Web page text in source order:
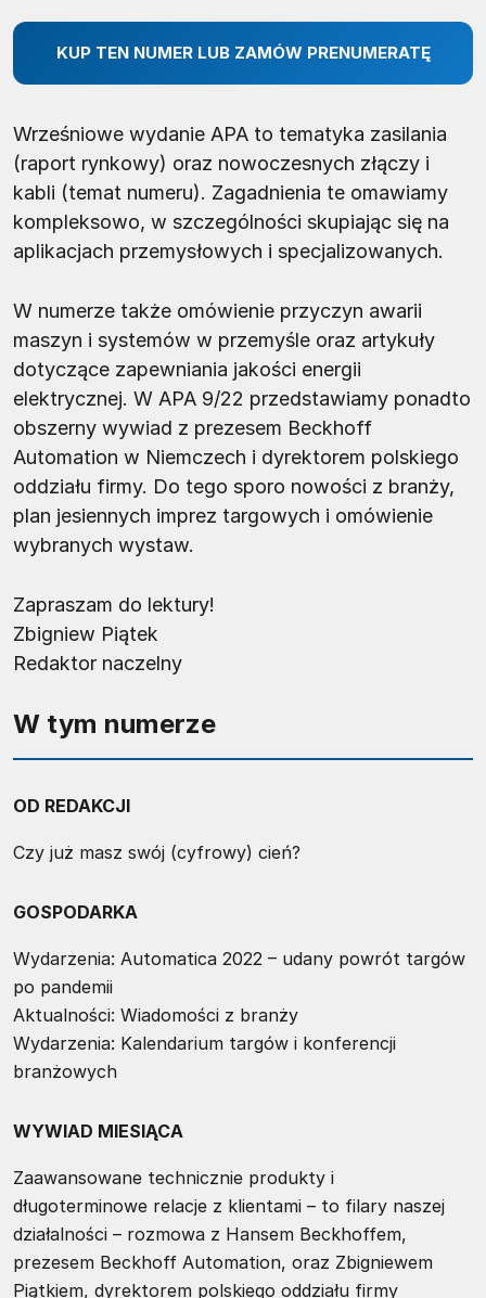
KUP TEN NUMER LUB ZAMÓW PRENUMERATĘ
Wrześniowe wydanie APA to tematyka zasilania
(raport rynkowy) oraz nowoczesnych złączy i
kabli (temat numeru). Zagadnienia te omawiamy
kompleksowo, w szczególności skupiając się na
aplikacjach przemysłowych i specjalizowanych.
W numerze także omówienie przyczyn awarii
maszyn i systemów w przemyśle oraz artykuły
dotyczące zapewniania jakości energii
elektrycznej. W APA 9/22 przedstawiamy ponadto
obszerny wywiad z prezesem Beckhoff
Automation w Niemczech i dyrektorem polskiego
oddziału firmy. Do tego sporo nowości z branży,
plan jesiennych imprez targowych i omówienie
wybranych wystaw.
Zapraszam do lektury!
Zbigniew Piątek
Redaktor naczelny
W tym numerze
OD REDAKCJI
Czy już masz swój (cyfrowy) cień?
GOSPODARKA
Wydarzenia: Automatica 2022 – udany powrót targów
po pandemii
Aktualności: Wiadomości z branży
Wydarzenia: Kalendarium targów i konferencji
branżowych
WYWIAD MIESIĄCA
Zaawansowane technicznie produkty i
długoterminowe relacje z klientami – to filary naszej
działalności – rozmowa z Hansem Beckhoffem,
prezesem Beckhoff Automation, oraz Zbigniewem
Piątkiem, dyrektorem polskiego oddziału firmy